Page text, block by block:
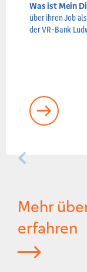
Was ist Mein
über ihren Job
der VR-Bank
Mehr
erfahren